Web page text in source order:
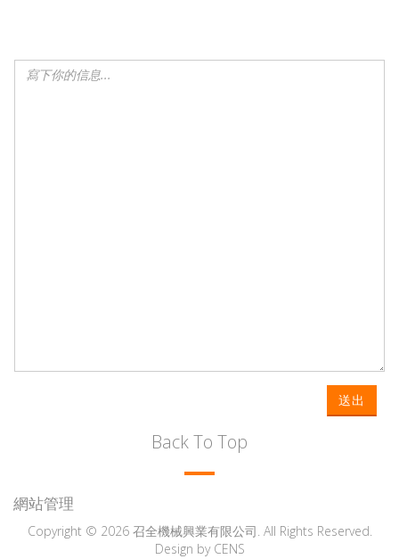
送出
Back To Top
網站管理
Copyright © 2026 召全機械興業有限公司. All Rights Reserved.
Design by CENS